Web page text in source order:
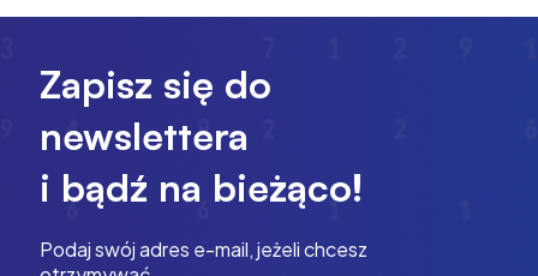
Zapisz się do
newslettera
i bądź na bieżąco!
Podaj swój adres e-mail, jeżeli chcesz